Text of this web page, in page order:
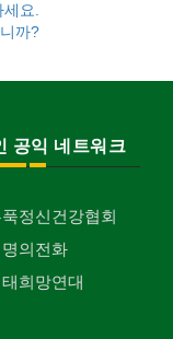
요.
까?
공익 네트워크
정신건강협회
의전화
희망연대